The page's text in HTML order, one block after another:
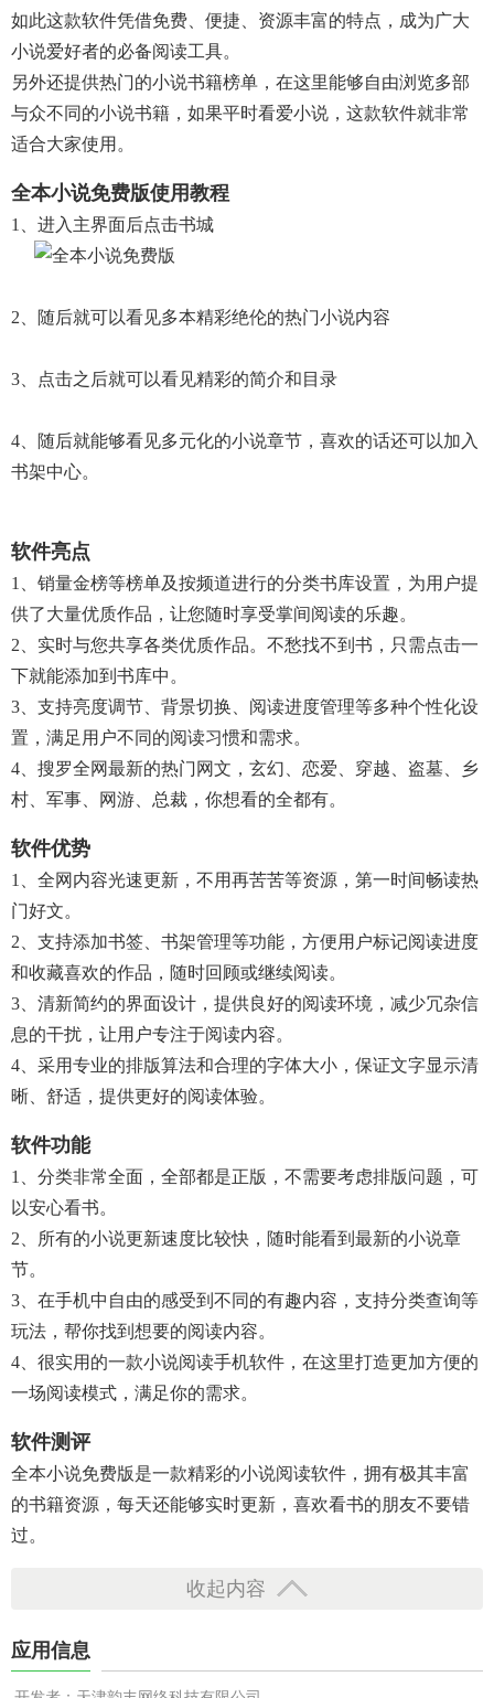
如此这款软件凭借免费、便捷、资源丰富的特点，成为广大
小说爱好者的必备阅读工具。
另外还提供热门的小说书籍榜单，在这里能够自由浏览多部
与众不同的小说书籍，如果平时看爱小说，这款软件就非常
适合大家使用。
全本小说免费版使用教程
1、进入主界面后点击书城
2、随后就可以看见多本精彩绝伦的热门小说内容
3、点击之后就可以看见精彩的简介和目录
4、随后就能够看见多元化的小说章节，喜欢的话还可以加入
书架中心。
软件亮点
1、销量金榜等榜单及按频道进行的分类书库设置，为用户提
供了大量优质作品，让您随时享受掌间阅读的乐趣。
2、实时与您共享各类优质作品。不愁找不到书，只需点击一
下就能添加到书库中。
3、支持亮度调节、背景切换、阅读进度管理等多种个性化设
置，满足用户不同的阅读习惯和需求。
4、搜罗全网最新的热门网文，玄幻、恋爱、穿越、盗墓、乡
村、军事、网游、总裁，你想看的全都有。
软件优势
1、全网内容光速更新，不用再苦苦等资源，第一时间畅读热
门好文。
2、支持添加书签、书架管理等功能，方便用户标记阅读进度
和收藏喜欢的作品，随时回顾或继续阅读。
3、清新简约的界面设计，提供良好的阅读环境，减少冗杂信
息的干扰，让用户专注于阅读内容。
4、采用专业的排版算法和合理的字体大小，保证文字显示清
晰、舒适，提供更好的阅读体验。
软件功能
1、分类非常全面，全部都是正版，不需要考虑排版问题，可
以安心看书。
2、所有的小说更新速度比较快，随时能看到最新的小说章
节。
3、在手机中自由的感受到不同的有趣内容，支持分类查询等
玩法，帮你找到想要的阅读内容。
4、很实用的一款小说阅读手机软件，在这里打造更加方便的
一场阅读模式，满足你的需求。
软件测评
全本小说免费版是一款精彩的小说阅读软件，拥有极其丰富
的书籍资源，每天还能够实时更新，喜欢看书的朋友不要错
过。
收起内容
应用信息